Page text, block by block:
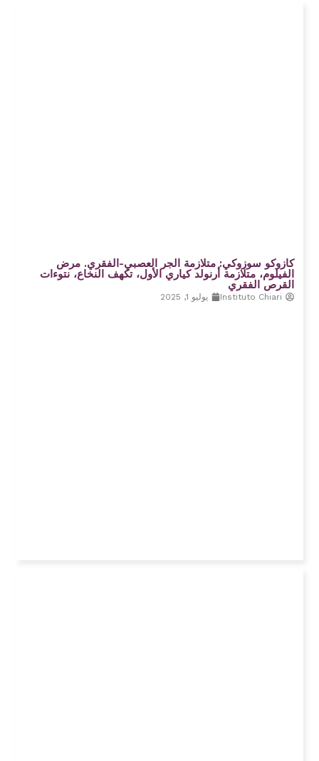
كازوكو سوزوكي: متلازمة الجر العصبي-الفقري. مرض
الفيلوم، متلازمة أرنولد كياري الأول، تكهف النخاع، نتوءات
القرص الفقري
Instituto Chiari يوليو 1, 2025